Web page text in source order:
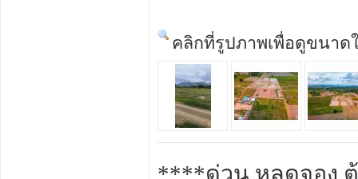
คลิกที่รูปภาพเพื่อดูขนาด
****ด่วน หลุดจอง